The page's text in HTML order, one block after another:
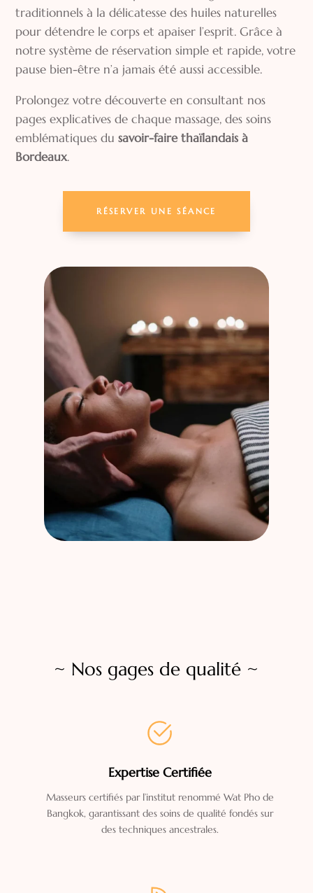
traditionnels à la délicatesse des huiles naturelles
pour détendre le corps et apaiser l’esprit. Grâce à
notre système de réservation simple et rapide, votre
pause bien-être n’a jamais été aussi accessible.
Prolongez votre découverte en consultant nos
pages explicatives de chaque massage, des soins
emblématiques dusavoir-faire thaïlandais à
Bordeaux.
RÉSERVER UNE SÉANCE
~ Nos gages de qualité ~
Expertise Certifiée
Masseurs certifiés par l’institut renommé Wat Pho de
Bangkok, garantissant des soins de qualité fondés sur
des techniques ancestrales.